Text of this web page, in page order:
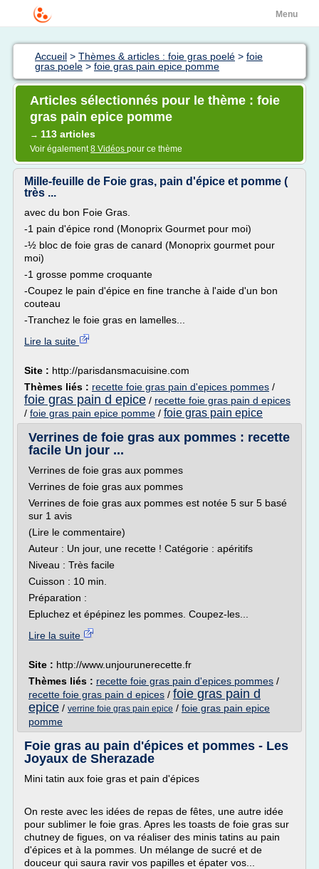
Menu
Accueil > Thèmes & articles : foie gras poelé > foie
gras poele > foie gras pain epice pomme
Articles sélectionnés pour le thème : foie
gras pain epice pomme
→ 113 articles
Voir également8 Vidéos pour ce thème
Mille-feuille de Foie gras, pain d'épice et pomme (
très ...
avec du bon Foie Gras.
-1 pain d'épice rond (Monoprix Gourmet pour moi)
-½ bloc de foie gras de canard (Monoprix gourmet pour
moi)
-1 grosse pomme croquante
-Coupez le pain d'épice en fine tranche à l'aide d'un bon
couteau
-Tranchez le foie gras en lamelles...
Lire la suite
Site : http://parisdansmacuisine.com
Thèmes liés : recette foie gras pain d'epices pommes /
foie gras pain d epice / recette foie gras pain d epices
/ foie gras pain epice pomme / foie gras pain epice
Verrines de foie gras aux pommes : recette
facile Un jour ...
Verrines de foie gras aux pommes
Verrines de foie gras aux pommes
Verrines de foie gras aux pommes est notée 5 sur 5 basé
sur 1 avis
(Lire le commentaire)
Auteur : Un jour, une recette ! Catégorie : apéritifs
Niveau : Très facile
Cuisson : 10 min.
Préparation :
Epluchez et épépinez les pommes. Coupez-les...
Lire la suite
Site : http://www.unjourunerecette.fr
Thèmes liés : recette foie gras pain d'epices pommes /
recette foie gras pain d epices / foie gras pain d
epice / verrine foie gras pain epice / foie gras pain epice
pomme
Foie gras au pain d'épices et pommes - Les
Joyaux de Sherazade
Mini tatin aux foie gras et pain d'épices
On reste avec les idées de repas de fêtes, une autre idée
pour sublimer le foie gras. Apres les toasts de foie gras sur
chutney de figues, on va réaliser des minis tatins au pain
d'épices et à la pommes. Un mélange de sucré et de
douceur qui saura ravir vos papilles et épater vos...